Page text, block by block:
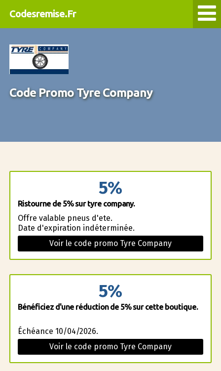
Codesremise.Fr
Code Promo Tyre Company
5%
Ristourne de 5% sur tyre company.
Offre valable pneus d'ete.
Date d'expiration indéterminée.
Voir le code promo Tyre Company
5%
Bénéficiez d'une réduction de 5% sur cette boutique.
Échéance 10/04/2026.
Voir le code promo Tyre Company